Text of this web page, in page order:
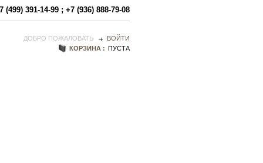
(499) 391-14-99 ; +7 (936) 888-79-08
ДОБРО ПОЖАЛОВАТЬ
ВОЙТИ
КОРЗИНА :
ПУСТА